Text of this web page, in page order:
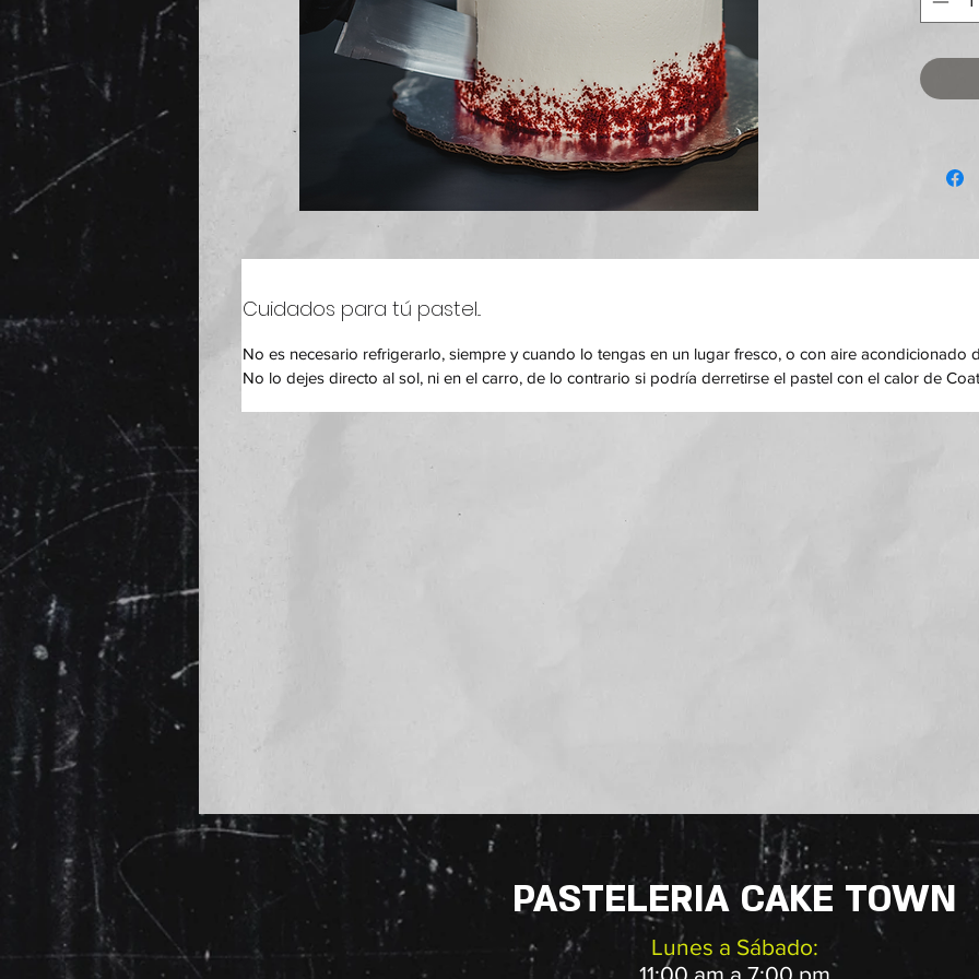
Cuidados para tú pastel...
No es necesario refrigerarlo, siempre y cuando lo tengas en un lugar fresco, o con aire acondicionado
No lo dejes directo al sol, ni en el carro, de lo contrario si podría derretirse el pastel con el calor de
PASTELERIA CAKE TOWN
Lunes a Sábado: